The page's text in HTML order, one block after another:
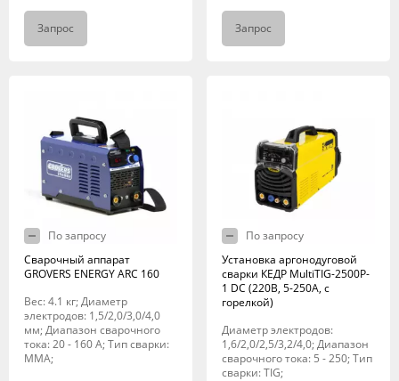
Запрос Запрос
По запросу
Сварочный аппарат
GROVERS ENERGY ARC 160
Вес: 4.1 кг; Диаметр
электродов: 1,5/2,0/3,0/4,0
мм; Диапазон сварочного
тока: 20 - 160 А; Тип сварки:
MMA;
По запросу
Установка аргонодуговой
сварки КЕДР MultiTIG-2500P-
1 DC (220В, 5-250А, с
горелкой)
Диаметр электродов:
1,6/2,0/2,5/3,2/4,0; Диапазон
сварочного тока: 5 - 250; Тип
сварки: TIG;